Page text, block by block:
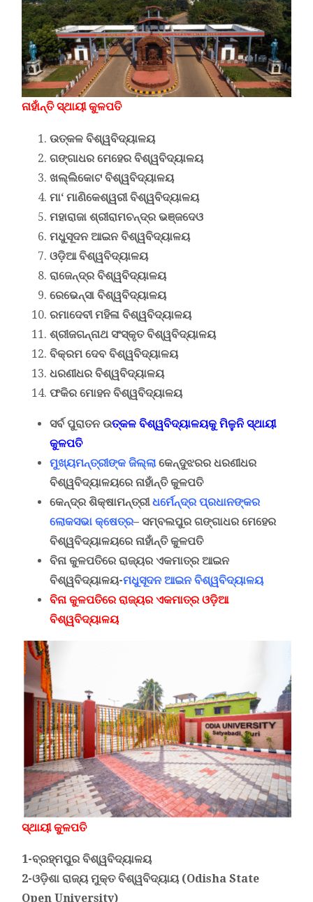
ନାହାଁନ୍ତି ସ୍ଥାୟୀ କୁଳପତି
ଉତ୍କଳ ବିଶ୍ୱବିଦ୍ୟାଳୟ
ଗଙ୍ଗାଧର ମେହେର ବିଶ୍ୱବିଦ୍ୟାଳୟ
ଖଲ୍ଲିକୋଟ ବିଶ୍ୱବିଦ୍ୟାଳୟ
ମା‘ମାଣିକେଶ୍ୱରୀ ବିଶ୍ୱବିଦ୍ୟାଳୟ
ମହାରାଜା ଶ୍ରୀରାମଚନ୍ଦ୍ର ଭଞ୍ଜଦେଓ
ମଧୁସୂଦନ ଆଇନ ବିଶ୍ୱବିଦ୍ୟାଳୟ
ଓଡ଼ିଆ ବିଶ୍ୱବିଦ୍ୟାଳୟ
ରାଜେନ୍ଦ୍ର ବିଶ୍ୱବିଦ୍ୟାଳୟ
ରେଭେନ୍ସା ବିଶ୍ୱବିଦ୍ୟାଳୟ
ରମାଦେବୀ ମହିଳା ବିଶ୍ୱବିଦ୍ୟାଳୟ
ଶ୍ରୀଜଗନ୍ନାଥ ସଂସ୍କୃତ ବିଶ୍ୱବିଦ୍ୟାଳୟ
ବିକ୍ରମ ଦେବ ବିଶ୍ୱବିଦ୍ୟାଳୟ
ଧରଣୀଧର ବିଶ୍ୱବିଦ୍ୟାଳୟ
ଫକିର ମୋହନ ବିଶ୍ୱବିଦ୍ୟାଳୟ
ସର୍ବ ପୁରାତନ ଉତ୍କଳ ବିଶ୍ୱବିଦ୍ୟାଳୟକୁ ମିଳୁନି ସ୍ଥାୟୀ
କୁଳପତି
ମୁଖ୍ୟମନ୍ତ୍ରୀଙ୍କ ଜିଲ୍ଲାକେନ୍ଦୁଝରର ଧରଣୀଧର
ବିଶ୍ୱବିଦ୍ୟାଳୟରେ ନାହାଁନ୍ତି କୁଳପତି
କେନ୍ଦ୍ର ଶିକ୍ଷାମନ୍ତ୍ରୀଧର୍ମେନ୍ଦ୍ର ପ୍ରଧାନଙ୍କର
ଲୋକସଭା କ୍ଷେତ୍ର– ସମ୍ବଲପୁର ଗଙ୍ଗାଧର ମେହେର
ବିଶ୍ୱବିଦ୍ୟାଳୟରେ ନାହାଁନ୍ତି କୁଳପତି
ବିନା କୁଳପତିରେ ରାଜ୍ୟର ଏକମାତ୍ର ଆଇନ
ବିଶ୍ୱବିଦ୍ୟାଳୟ-ମଧୁସୂଦନ ଆଇନ ବିଶ୍ୱବିଦ୍ୟାଳୟ
ବିନା କୁଳପତିରେ ରାଜ୍ୟର ଏକମାତ୍ର ଓଡ଼ିଆ
ବିଶ୍ୱବିଦ୍ୟାଳୟ
ସ୍ଥାୟୀ କୁଳପତି
1-ବ୍ରହ୍ମପୁର ବିଶ୍ୱବିଦ୍ୟାଳୟ
2-ଓଡ଼ିଶା ରାଜ୍ୟ ମୁକ୍ତ ବିଶ୍ୱବିଦ୍ୟାୟ (Odisha State
Open University)